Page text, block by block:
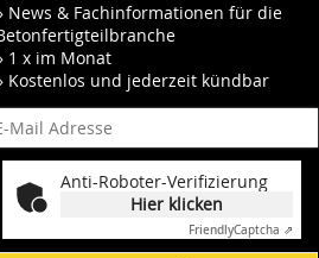
News & Fachinformationen für die
1 x im Monat
Kostenlos und jederzeit kündbar
Anti-Roboter-Verifizierung
Hier klicken
FriendlyCaptcha ⇗